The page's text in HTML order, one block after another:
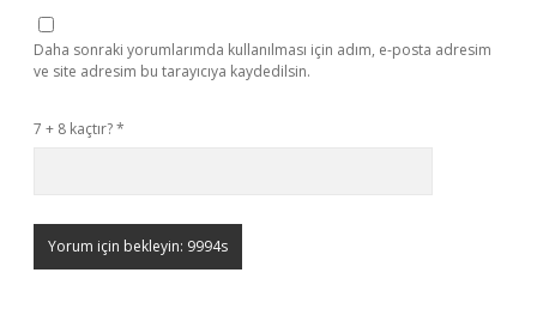
Daha sonraki yorumlarımda kullanılması için adım, e-posta adresim
ve site adresim bu tarayıcıya kaydedilsin.
7 + 8 kaçtır?*